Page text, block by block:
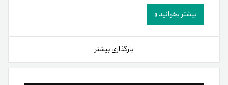
بیشتر بخوانید »
بارگذاری بیشتر